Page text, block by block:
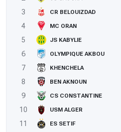
3
CR BELOUIZDAD
4
MC ORAN
5
JS KABYLIE
6
OLYMPIQUE AKBOU
7
KHENCHELA
8
BEN AKNOUN
9
CS CONSTANTINE
10
USM ALGER
11
ES SETIF